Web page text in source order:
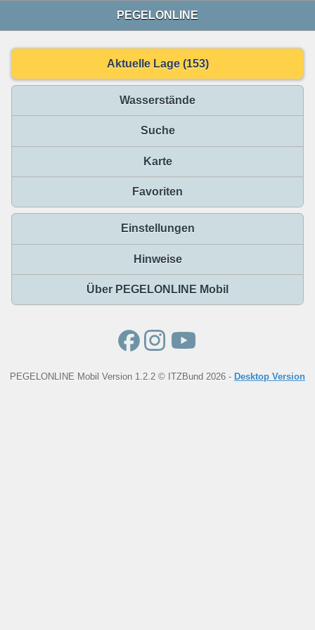
PEGELONLINE
Aktuelle Lage (153)
Wasserstände
Suche
Karte
Favoriten
Einstellungen
Hinweise
Über PEGELONLINE Mobil
PEGELONLINE Mobil Version 1.2.2 © ITZBund 2026 - Desktop Version